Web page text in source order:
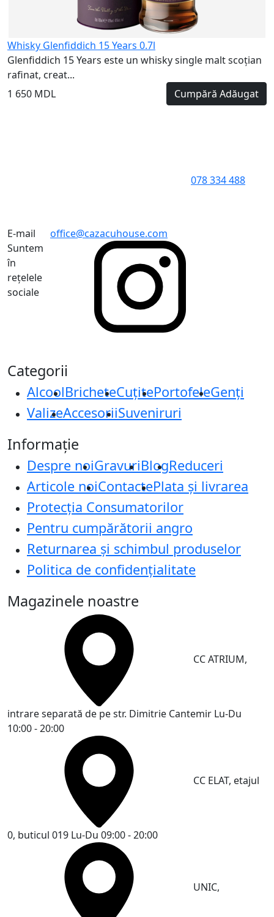
Whisky Glenfiddich 15 Years 0.7l
Glenfiddich 15 Years este un whisky single malt scoțian
rafinat, creat...
1 650 MDL
Cumpără Adăugat
078 334 488
E-mail
office@cazacuhouse.com
Suntem
în
rețelele
sociale
Categorii
AlcoolBricheteCuțitePortofeleGenți
ValizeAccesoriiSuveniruri
Informație
Despre noiGravuriBlogReduceri
Articole noiContactePlata și livrarea
Protecţia Consumatorilor
Pentru cumpărătorii angro
Returnarea și schimbul produselor
Politica de confidențialitate
Magazinele noastre
CC ATRIUM,
intrare separată de pe str. Dimitrie Cantemir Lu-Du
10:00 - 20:00
CC ELAT, etajul
0, buticul 019 Lu-Du 09:00 - 20:00
UNIC,